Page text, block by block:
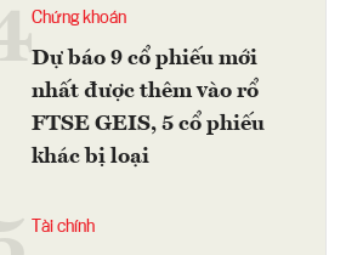
4Chứng khoán
Dự báo 9 cổ phiếu mới
nhất được thêm vào rổ
FTSE GEIS, 5 cổ phiếu
khác bị loại
Tài chính